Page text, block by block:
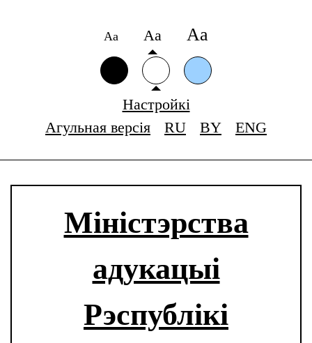
Аа Аа Аа
Настройкі
Агульная версія
RU BY ENG
Міністэрства
адукацыі
Рэспублікі